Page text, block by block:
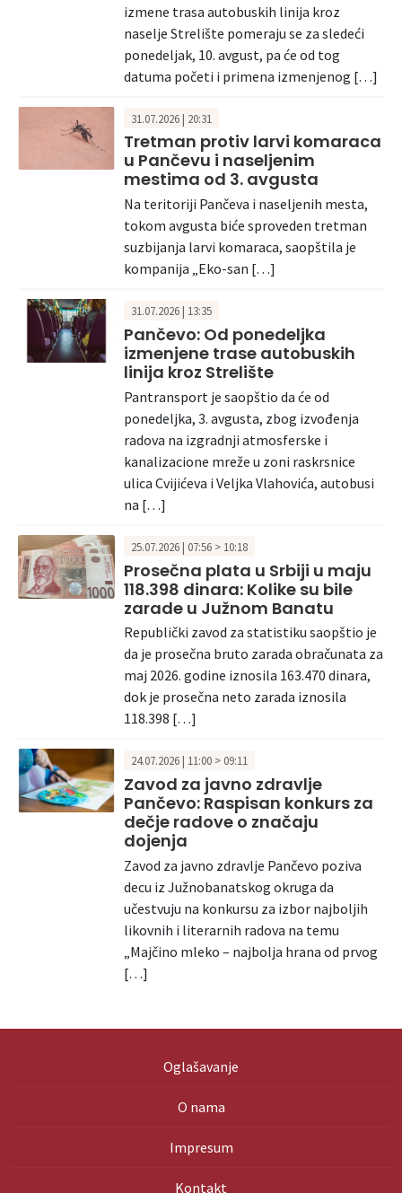
izmene trasa autobuskih linija kroz
naselje Strelište pomeraju se za sledeći
ponedeljak, 10. avgust, pa će od tog
datuma početi i primena izmenjenog […]
31.07.2026 | 20:31
Tretman protiv larvi komaraca
u Pančevu i naseljenim
mestima od 3. avgusta
Na teritoriji Pančeva i naseljenih mesta,
tokom avgusta biće sproveden tretman
suzbijanja larvi komaraca, saopštila je
kompanija „Eko-san […]
31.07.2026 | 13:35
Pančevo: Od ponedeljka
izmenjene trase autobuskih
linija kroz Strelište
Pantransport je saopštio da će od
ponedeljka, 3. avgusta, zbog izvođenja
radova na izgradnji atmosferske i
kanalizacione mreže u zoni raskrsnice
ulica Cvijićeva i Veljka Vlahovića, autobusi
na […]
25.07.2026 | 07:56 > 10:18
Prosečna plata u Srbiji u maju
118.398 dinara: Kolike su bile
zarade u Južnom Banatu
Republički zavod za statistiku saopštio je
da je prosečna bruto zarada obračunata za
maj 2026. godine iznosila 163.470 dinara,
dok je prosečna neto zarada iznosila
118.398 […]
24.07.2026 | 11:00 > 09:11
Zavod za javno zdravlje
Pančevo: Raspisan konkurs za
dečje radove o značaju
dojenja
Zavod za javno zdravlje Pančevo poziva
decu iz Južnobanatskog okruga da
učestvuju na konkursu za izbor najboljih
likovnih i literarnih radova na temu
„Majčino mleko – najbolja hrana od prvog
[…]
Oglašavanje
O nama
Impresum
Kontakt